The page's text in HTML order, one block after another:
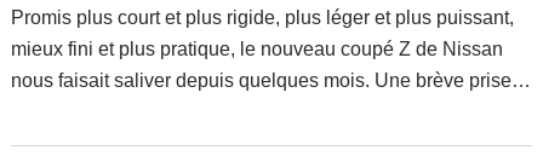
Promis plus court et plus rigide, plus léger et plus puissant,
mieux fini et plus pratique, le nouveau coupé Z de Nissan
nous faisait saliver depuis quelques mois. Une brève prise
rapport au 350Z. Suffisante pour venir inquiéter le Porsche